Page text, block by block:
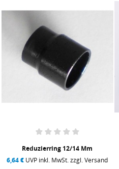
Reduzierring 12/14 Mm
6,64 € UVP inkl. MwSt. zzgl. Versand